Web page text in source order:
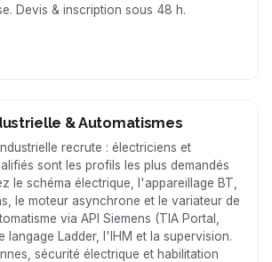
Devis & inscription sous 48 h.
& Automatismes
recrute : électriciens et
sont les profils les plus demandés
le schéma électrique, l'appareillage BT,
le moteur asynchrone et le variateur de
via API Siemens (TIA Portal,
langage Ladder, l'IHM et la supervision.
sécurité électrique et habilitation